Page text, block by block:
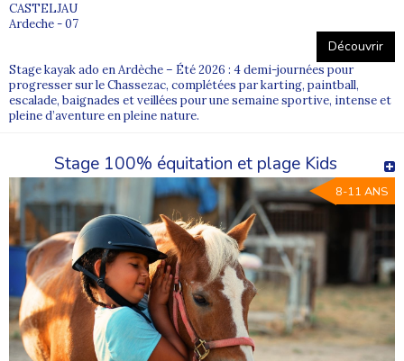
CASTELJAU
Ardeche - 07
Découvrir
Stage kayak ado en Ardèche – Été 2026 : 4 demi-journées pour
progresser sur le Chassezac, complétées par karting, paintball,
escalade, baignades et veillées pour une semaine sportive, intense et
pleine d’aventure en pleine nature.
Stage 100% équitation et plage Kids
8-11 ANS